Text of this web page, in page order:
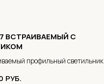
ВСТРАИВАЕМЫЙ С
профильный светильник
РУБ.